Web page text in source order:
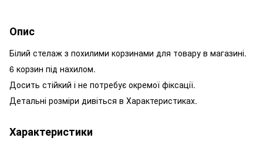
Опис
Білий стелаж з похилими корзинами для товару в магазині.
6 корзин під нахилом.
Досить стійкий і не потребує окремої фіксації.
Детальні розміри дивіться в Характеристиках.
Характеристики